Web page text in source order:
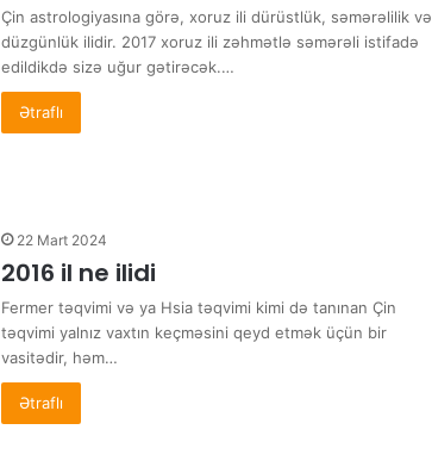
Çin astrologiyasına görə, xoruz ili dürüstlük, səmərəlilik və
düzgünlük ilidir. 2017 xoruz ili zəhmətlə səmərəli istifadə
edildikdə sizə uğur gətirəcək.…
Ətraflı
22 Mart 2024
2016 il ne ilidi
Fermer təqvimi və ya Hsia təqvimi kimi də tanınan Çin
təqvimi yalnız vaxtın keçməsini qeyd etmək üçün bir
vasitədir, həm…
Ətraflı